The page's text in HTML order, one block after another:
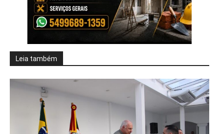
Leia também